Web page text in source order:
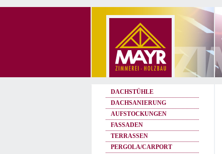
DACHSTÜHLE
DACHSANIERUNG
AUFSTOCKUNGEN
FASSADEN
TERRASSEN
PERGOLA/CARPORT